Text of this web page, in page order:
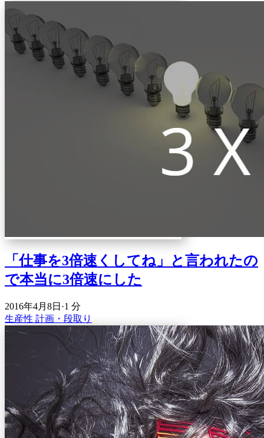
「仕事を3倍速くしてね」と言われたの
で本当に3倍速にした
2016年4月8日 ·1 分
生産性 計画・段取り